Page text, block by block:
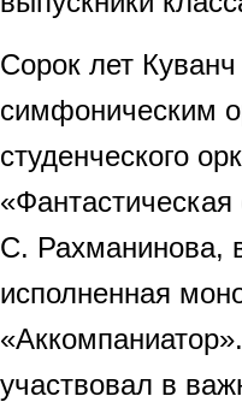
Сорок лет
симфоническим
студенческого
С. Рахманинова,
исполненная
участвовал в